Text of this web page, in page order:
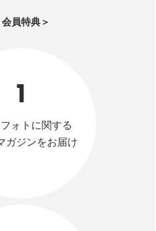
会員特典＞
1
ォトに関する
ガジンをお届け